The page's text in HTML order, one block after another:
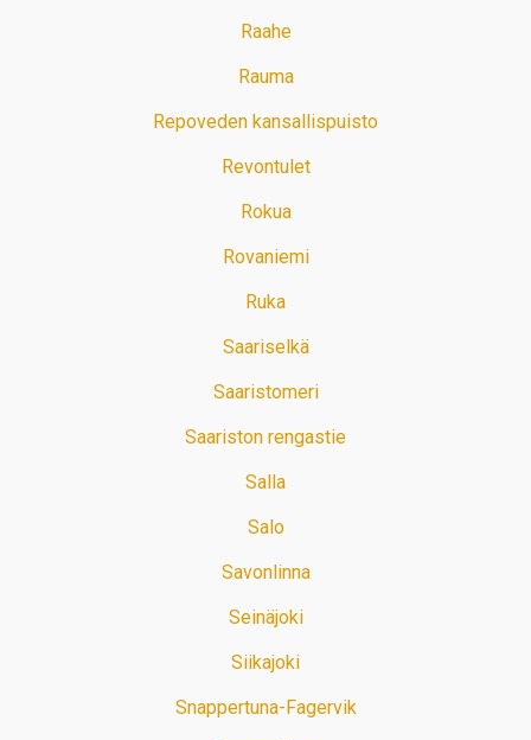
Raahe
Rauma
Repoveden kansallispuisto
Revontulet
Rokua
Rovaniemi
Ruka
Saariselkä
Saaristomeri
Saariston rengastie
Salla
Salo
Savonlinna
Seinäjoki
Siikajoki
Snappertuna-Fagervik